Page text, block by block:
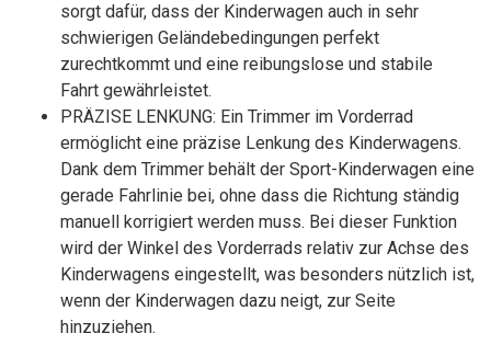
sorgt dafür, dass der Kinderwagen auch in sehr
schwierigen Geländebedingungen perfekt
zurechtkommt und eine reibungslose und stabile
Fahrt gewährleistet.
PRÄZISE LENKUNG: Ein Trimmer im Vorderrad
ermöglicht eine präzise Lenkung des Kinderwagens.
Dank dem Trimmer behält der Sport-Kinderwagen eine
gerade Fahrlinie bei, ohne dass die Richtung ständig
manuell korrigiert werden muss. Bei dieser Funktion
wird der Winkel des Vorderrads relativ zur Achse des
Kinderwagens eingestellt, was besonders nützlich ist,
wenn der Kinderwagen dazu neigt, zur Seite
hinzuziehen.